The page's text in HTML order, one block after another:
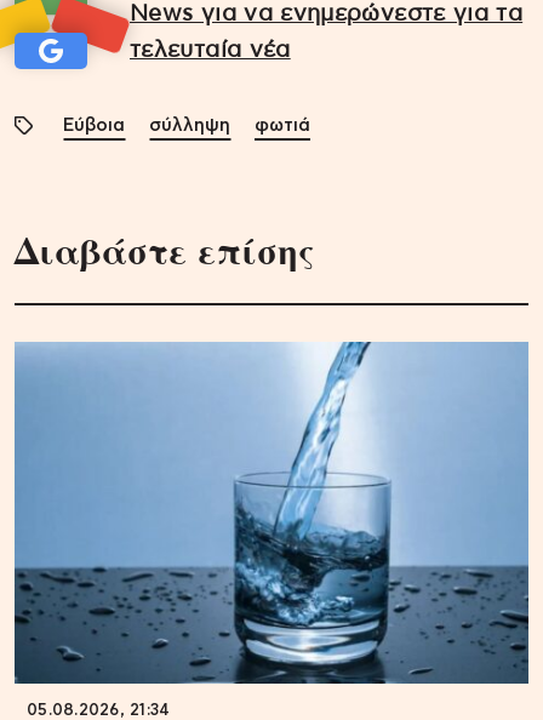
News για να ενημερώνεστε για τα
τελευταία νέα
Εύβοια σύλληψη φωτιά
Διαβάστε επίσης
05.08.2026, 21:34